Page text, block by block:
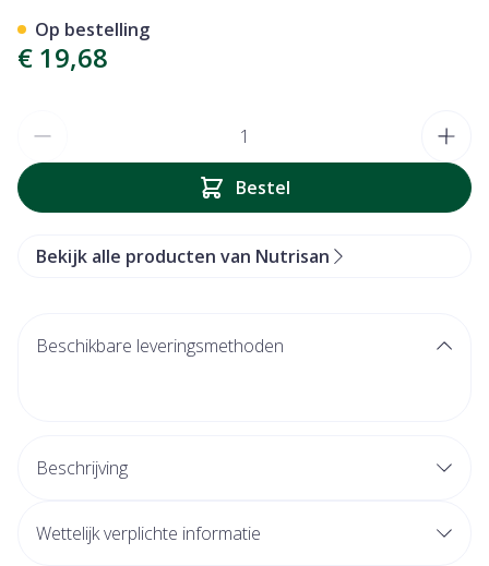
€ 19,68
Bestel
Op bestelling
Bekijk alle producten van Nutrisan
Beschikbare leveringsmethoden
Beschrijving
Wettelijk verplichte informatie